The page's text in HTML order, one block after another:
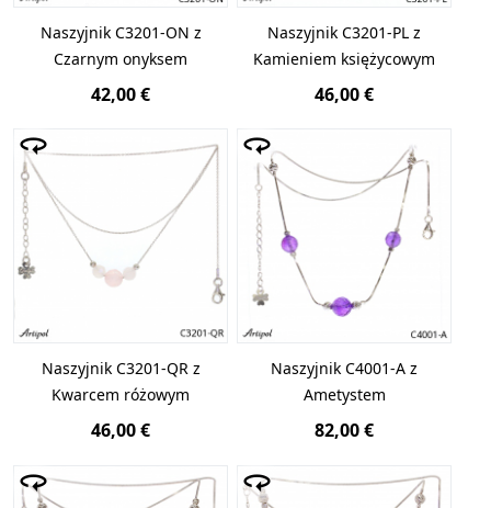
Naszyjnik C3201-ON z
Czarnym onyksem
42,00 €
Naszyjnik C3201-PL z
Kamieniem księżycowym
46,00 €
Naszyjnik C3201-QR z
Kwarcem różowym
46,00 €
Naszyjnik C4001-A z
Ametystem
82,00 €